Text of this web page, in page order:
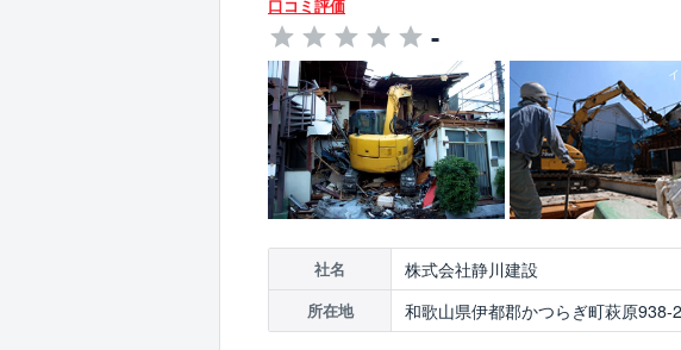
口コミ評価
-
社名 株式会社静川建設
所在地 和歌山県伊都郡かつらぎ町萩原938-2